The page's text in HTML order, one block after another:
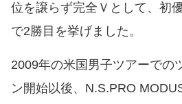
位を譲らず完全Ｖとして、初
で2勝目を挙げました。
2009年の米国男子ツアーでの
ン開始以後、N.S.PRO